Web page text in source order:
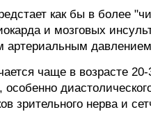
как бы в более
и мозговых
артериальным
чаще в возрасте
зрительного нерва и